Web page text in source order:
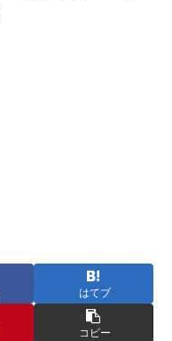
はてブ
コピー